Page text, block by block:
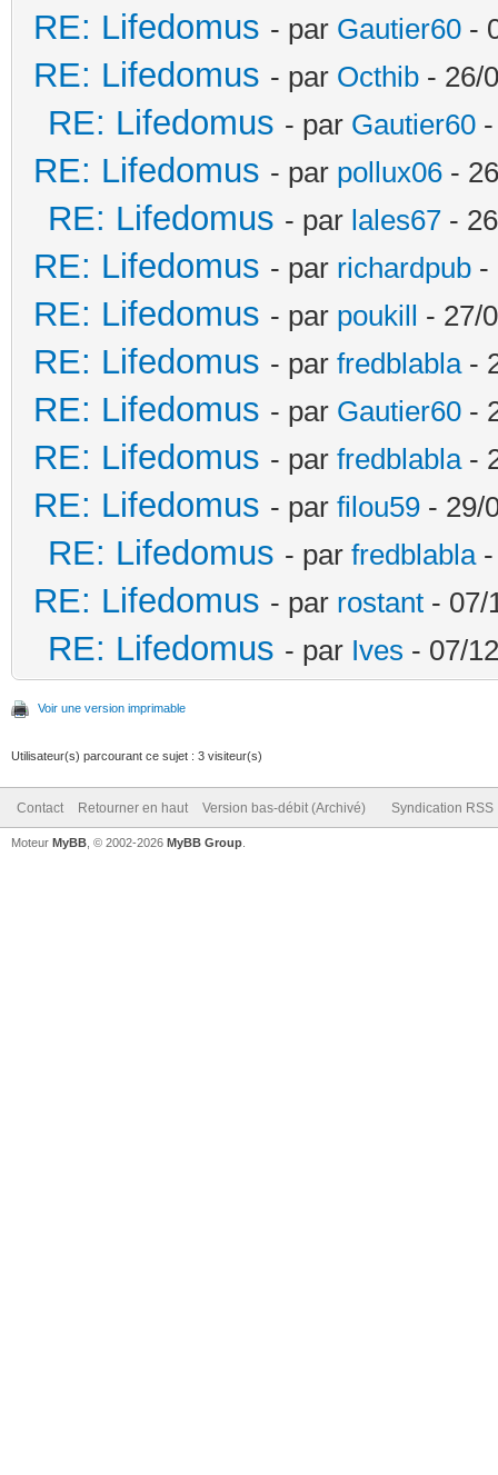
RE: Lifedomus - par Gautier60 -
RE: Lifedomus - par Octhib - 26/
RE: Lifedomus - par Gautier60
RE: Lifedomus - par pollux06 -
RE: Lifedomus - par lales67 -
RE: Lifedomus - par richardpub -
RE: Lifedomus - par poukill - 27/
RE: Lifedomus - par fredblabla-
RE: Lifedomus - par Gautier60 -
RE: Lifedomus - par fredblabla-
RE: Lifedomus - par filou59 - 29/
RE: Lifedomus - par fredblabla-
RE: Lifedomus - par rostant - 07/
RE: Lifedomus - par Ives - 07/
Voir une version imprimable
Utilisateur(s) parcourant ce sujet : 3 visiteur(s)
Contact Retourner en haut Version bas-débit (Archivé) Syndication RSS
Moteur MyBB , © 2002-2026 MyBB Group